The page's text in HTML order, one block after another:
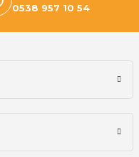
0538 957 10 54